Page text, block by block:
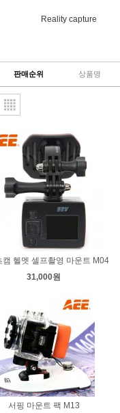
Reality capture
판매순위 상품명
캠 헬멧 셀프촬영 마운트 M04
31,000원
서핑 마운트 팩 M13